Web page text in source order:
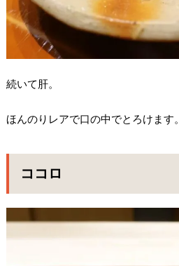
続いて肝。
ほんのりレアで口の中でとろけます。
ココロ